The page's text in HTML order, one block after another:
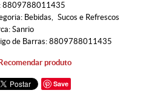
8809788011435
Bebidas
Sucos e Refrescos
Sanrio
de Barras: 8809788011435
Recomendar produto
Save